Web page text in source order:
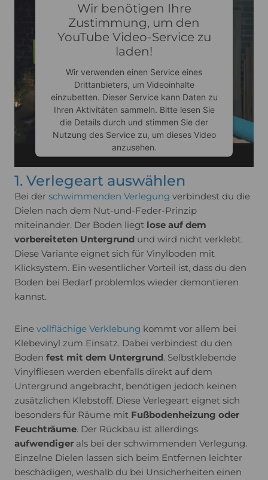
Wir benötigen Ihre
Zustimmung, um den
YouTube Video-Service zu
laden!
Wir verwenden einen Service eines
Drittanbieters, um Videoinhalte
einzubetten. Dieser Service kann Daten zu
Ihren Aktivitäten sammeln. Bitte lesen Sie
die Details durch und stimmen Sie der
Nutzung des Service zu, um dieses Video
anzusehen.
Mehr Informationen
Akzeptieren
powered byUsercentrics Consent
Management Platform
1. Verlegeart auswählen
Bei der schwimmenden Verlegung verbindest du die
Dielen nach dem Nut-und-Feder-Prinzip
miteinander. Der Boden liegt lose auf dem
vorbereiteten Untergrund und wird nicht verklebt.
Diese Variante eignet sich für Vinylboden mit
Klicksystem. Ein wesentlicher Vorteil ist, dass du den
Boden bei Bedarf problemlos wieder demontieren
kannst.
Eine vollflächige Verklebung kommt vor allem bei
Klebevinyl zum Einsatz. Dabei verbindest du den
Boden fest mit dem Untergrund. Selbstklebende
Vinylfliesen werden ebenfalls direkt auf dem
Untergrund angebracht, benötigen jedoch keinen
zusätzlichen Klebstoff. Diese Verlegeart eignet sich
besonders für Räume mit Fußbodenheizung oder
Feuchträume. Der Rückbau ist allerdings
aufwendiger als bei der schwimmenden Verlegung.
Einzelne Dielen lassen sich beim Entfernen leichter
beschädigen, weshalb du bei Unsicherheiten einen